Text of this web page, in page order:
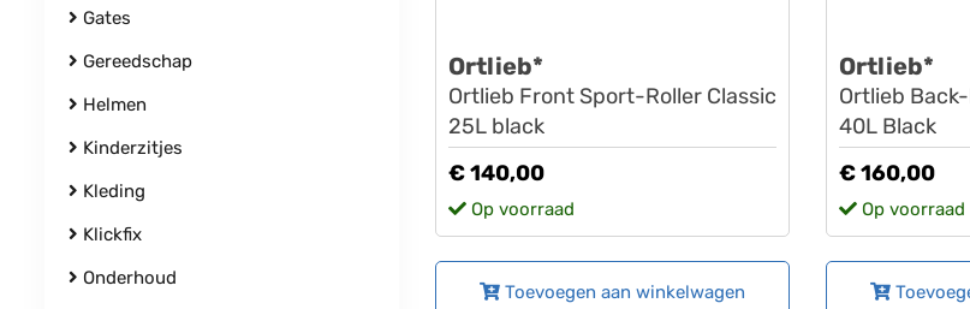
Gates
Gereedschap
Helmen
Kinderzitjes
Kleding
Klickfix
Onderhoud
Ortlieb*
Ortlieb Front Sport-Roller Classic
25L black
€ 140,00
Op voorraad
Toevoegen aan winkelwagen
Ortlieb*
Ortlieb
40L Black
€ 160,00
Op voorraad